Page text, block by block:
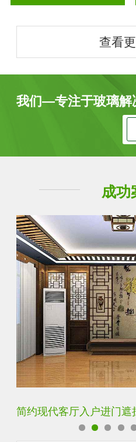
查看
我们—专注于玻璃解
成功
铁艺不锈钢玻璃屏风